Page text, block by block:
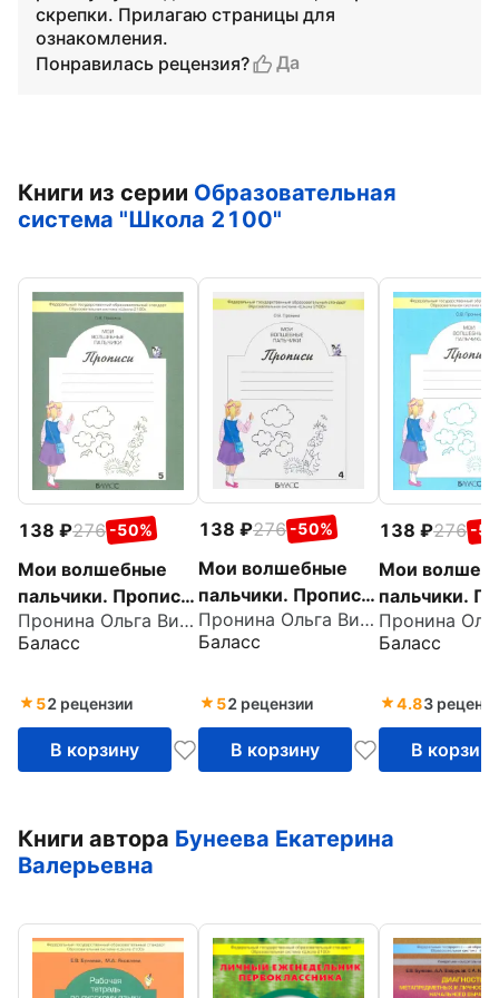
скрепки. Прилагаю страницы для
ознакомления.
Понравилась рецензия?
Да
Книги из серии Образовательная
система "Школа 2100"
138 276 -50%
Мои волшебные
пальчики. Прописи
для
первоклассников.
Пронина Ольга Викторовна
Баласс
52 рецензии
В корзину
138 276 -50%
Мои волшебные
пальчики. Прописи
для
первоклассников.
Пронина Ольга Викторовна
Баласс
52 рецензии
В корзину
138 276 -
Мои
пальчики.
для
Баласс
4.83
В корзину
Книги автора Бунеева Екатерина
Валерьевна